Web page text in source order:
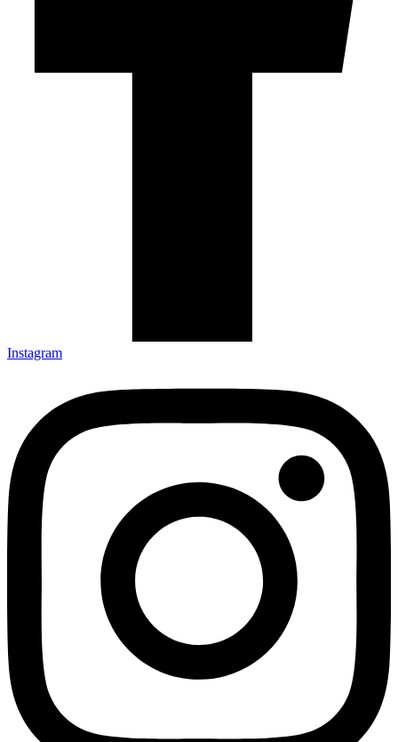
Instagram